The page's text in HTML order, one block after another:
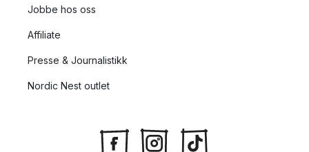
Jobbe hos oss
Affiliate
Presse & Journalistikk
Nordic Nest outlet